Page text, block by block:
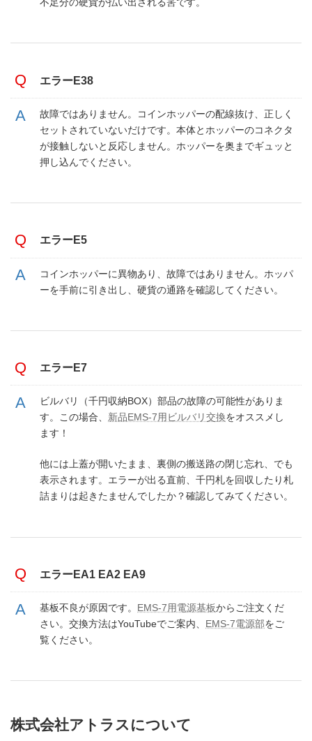
エラーE38
故障ではありません。コインホッパーの配線抜け、正しく
セットされていないだけです。本体とホッパーのコネクタ
が接触しないと反応しません。ホッパーを奥までギュッと
押し込んでください。
エラーE5
コインホッパーに異物あり、故障ではありません。ホッパ
ーを手前に引き出し、硬貨の通路を確認してください。
エラーE7
ビルバリ（千円収納BOX）部品の故障の可能性がありま
す。この場合、 新品EMS-7用ビルバリ交換をオススメし
ます！
他には上蓋が開いたまま、裏側の搬送路の閉じ忘れ、でも
表示されます。エラーが出る直前、千円札を回収したり札
詰まりは起きたませんでしたか？確認してみてください。
エラーEA1 EA2 EA9
基板不良が原因です。 EMS-7用電源基板からご注文くだ
さい。交換方法はYouTubeでご案内、 EMS-7電源部をご
覧ください。
株式会社アトラスについて